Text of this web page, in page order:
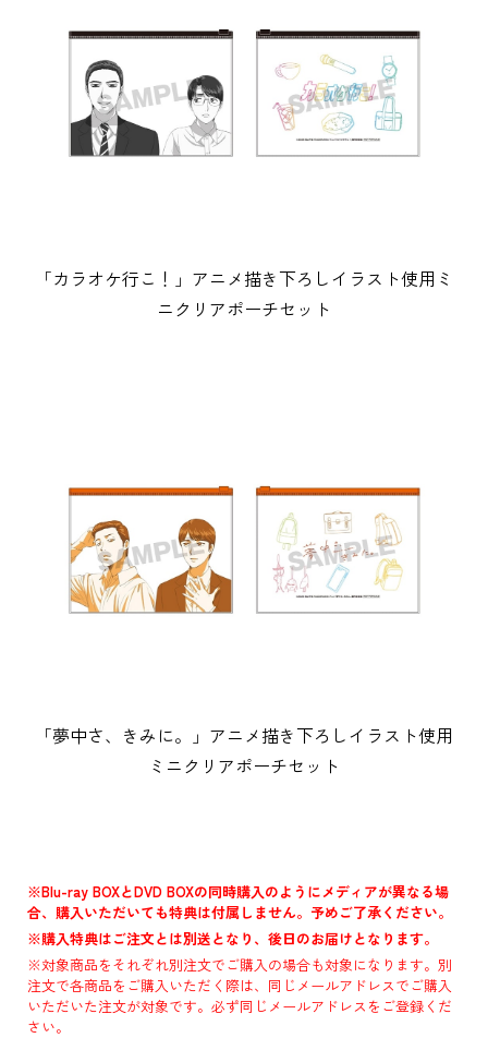
「カラオケ行こ！」アニメ描き下ろしイラスト使用ミ
ニクリアポーチセット
「夢中さ、きみに。」アニメ描き下ろしイラスト使用
ミニクリアポーチセット
※Blu-ray BOXとDVD BOXの同時購入のようにメディアが異なる場
合、購入いただいても特典は付属しません。予めご了承ください。
※購入特典はご注文とは別送となり、後日のお届けとなります。
※対象商品をそれぞれ別注文でご購入の場合も対象になります。別
注文で各商品をご購入いただく際は、同じメールアドレスでご購入
いただいた注文が対象です。必ず同じメールアドレスをご登録くだ
さい。